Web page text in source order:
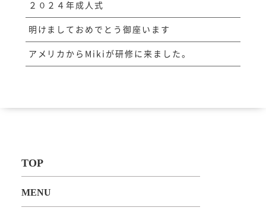
２０２４年成人式
明けましておめでとう御座います
アメリカからMikiが研修に来ました。